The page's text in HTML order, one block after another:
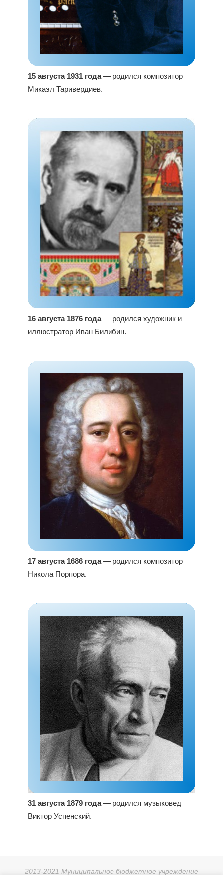
15 августа 1931 года— родился композитор
Микаэл Таривердиев.
16 августа 1876 года— родился художник и
иллюстратор Иван Билибин.
17 августа 1686 года— родился композитор
Никола Порпора.
31 августа 1879 года— родился музыковед
Виктор Успенский.
2013-2021 Муниципальное бюджетное учреждение